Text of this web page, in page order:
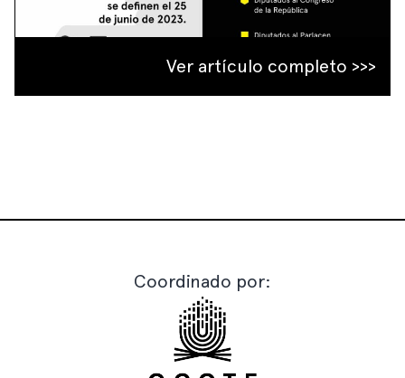
Ver artículo completo >>>
Coordinado por: